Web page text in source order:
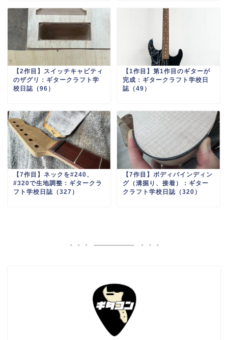
【2作目】スイッチキャビティ
のザグリ：ギタークラフト学
校日誌（96）
【1作目】第1作目のギターが
完成：ギタークラフト学校日
誌（49）
【7作目】ネックを#240、
#320で生地調整：ギタークラ
フト学校日誌（327）
【7作目】ボディバインディン
グ（溝掘り、接着）：ギター
クラフト学校日誌（320）